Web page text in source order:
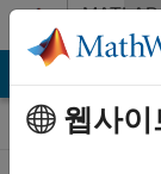
콘텐츠로 바로 가기
MATLAB
Answers
웹사이